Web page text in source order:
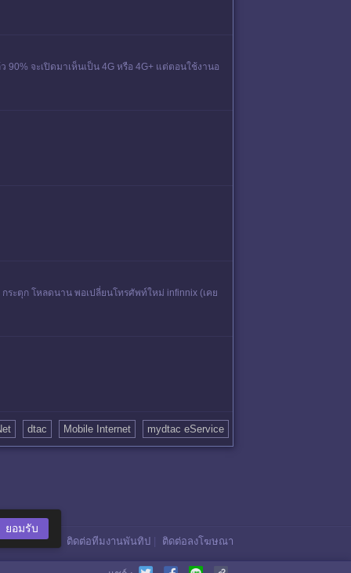
จะเปิดมาเห็นเป็น 4G หรือ 4G+ แต่ตอนใช้งานอ
ะตุก โหลดนาน พอเปลี่ยนโทรศัพท์ใหม่ infinnix (เคย
dtac Mobile Internet mydtac eService
ติดต่อทีมงานพันทิป ติดต่อลงโฆษณา
ยอมรับ